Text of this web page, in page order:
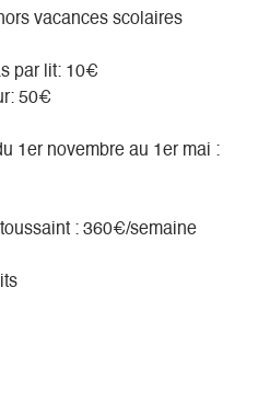
vacances scolaires
par lit: 10€
50€
1er novembre au 1er mai :
: 360€/semaine